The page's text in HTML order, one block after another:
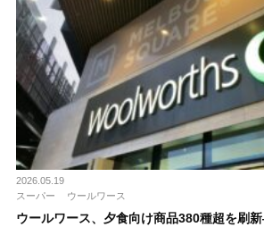
2026.05.19
スーパー
ウールワース
ウールワース、夕食向け商品380種超を刷